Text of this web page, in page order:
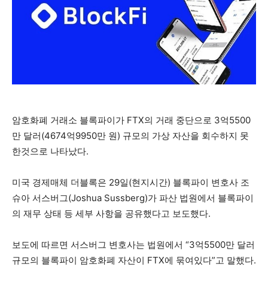
암호화폐 거래소 블록파이가 FTX의 거래 중단으로 3억5500
만 달러(4674억9950만 원) 규모의 가상 자산을 회수하지 못
한것으로 나타났다.
미국 경제매체 더블록은 29일(현지시간) 블록파이 변호사 조
슈아 서스버그(Joshua Sussberg)가 파산 법원에서 블록파이
의 재무 상태 등 세부 사항을 공유했다고 보도했다.
보도에 따르면 서스버그 변호사는 법원에서 “3억5500만 달러
규모의 블록파이 암호화폐 자산이 FTX에 묶여있다”고 말했다.